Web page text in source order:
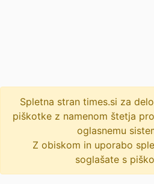
Spletna stran times.si za
piškotke z namenom štetja
oglasnemu
Z obiskom in uporabo
soglašate s